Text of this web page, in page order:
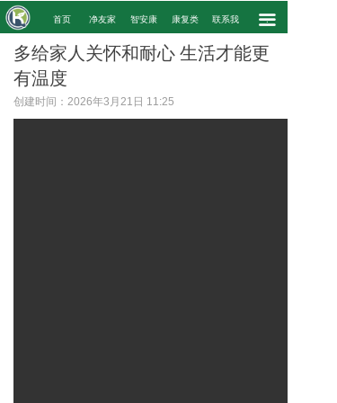
끀
. 首页 净友家 智安康 康复类 联系我 .
多给家人关怀和耐心 生活才能更
有温度
创建时间： 2026年3月21日 11:25